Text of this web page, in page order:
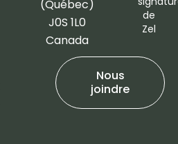
(Québec)
J0S 1L0
Canada
Nous
joindre
de
Zel